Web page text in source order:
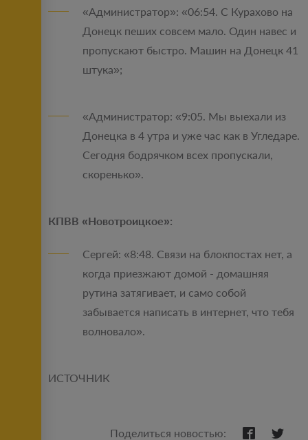
«Администратор»: «06:54. С Курахово на
Донецк пеших совсем мало. Один навес и
пропускают быстро. Машин на Донецк 41
штука»;
«Администратор: «9:05. Мы выехали из
Донецка в 4 утра и уже час как в Угледаре.
Сегодня бодрячком всех пропускали,
скоренько».
КПВВ «Новотроицкое»:
Сергей: «8:48. Связи на блокпостах нет, а
когда приезжают домой - домашняя
рутина затягивает, и само собой
забывается написать в интернет, что тебя
волновало».
ИСТОЧНИК
Поделиться новостью: